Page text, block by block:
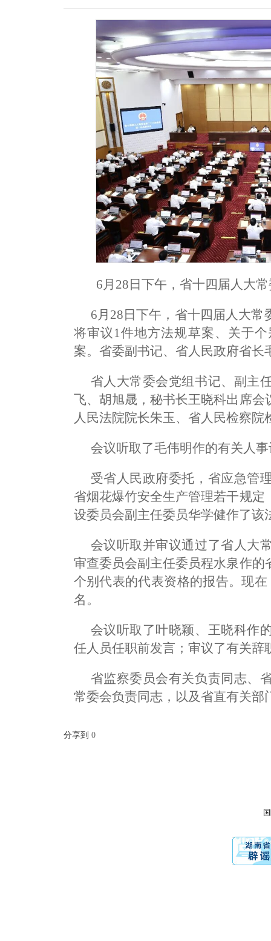
6月28日下午，省十四届人大
6月28日下午，省十四届人大
将审议1件地方法规草案、关于
案。 省委副书记、省人民政府省长
省人大常委会党组书记、副主
飞、胡旭晟 ，秘书长王晓科出席
人民法院院长朱玉、省人民检察院
会议听取了毛伟明作的有关人
受省人民政府委托，省应急管
省烟花爆竹安全生产管理若干规
设委员会副主任委员华学健作了该
会议听取并审议通过了省人大
审查委员会副主任委员程水泉作
个别代表的代表资格的报告。现
名。
会议听取了叶晓颖、王晓科作
任人员任职前发言；审议了有关辞
省监察委员会有关负责同志、
常委会负责同志，以及省直有关部
分享到 0